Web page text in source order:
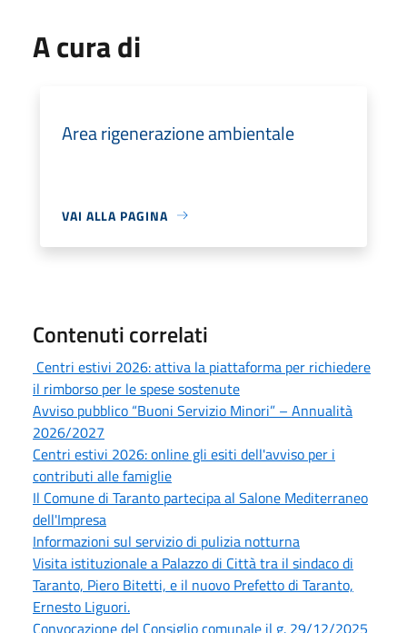
A cura di
Area rigenerazione ambientale
VAI ALLA PAGINA
Contenuti correlati
Centri estivi 2026: attiva la piattaforma per richiedere
il rimborso per le spese sostenute
Avviso pubblico “Buoni Servizio Minori” – Annualità
2026/2027
Centri estivi 2026: online gli esiti dell'avviso per i
contributi alle famiglie
Il Comune di Taranto partecipa al Salone Mediterraneo
dell'Impresa
Informazioni sul servizio di pulizia notturna
Visita istituzionale a Palazzo di Città tra il sindaco di
Taranto, Piero Bitetti, e il nuovo Prefetto di Taranto,
Ernesto Liguori.
Convocazione del Consiglio comunale il g. 29/12/2025